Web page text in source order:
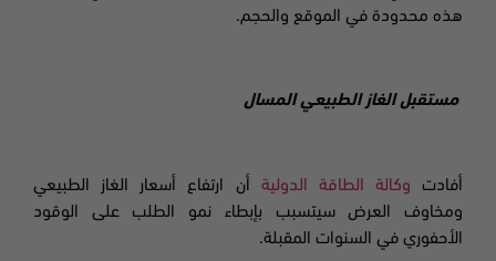
هذه محدودة في الموقع والحجم.
مستقبل الغاز الطبيعي المسال
أفادت وكالة الطاقة الدولية أن ارتفاع أسعار الغاز الطبيعي
ومخاوف العرضسيتسبب بإبطاء نمو الطلب على الوقود
الأحفوري في السنوات المقبلة.